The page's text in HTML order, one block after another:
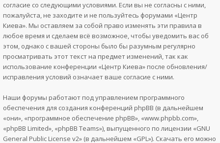
согласие со следующими условиями. Если вы не согласны с ними,
пожалуйста, не заходите и не пользуйтесь форумами «Центр
Киева». Мы оставляем за собой право изменять эти правила в
любое время и сделаем всё возможное, чтобы уведомить вас об
этом, однако с вашей стороны было бы разумным регулярно
просматривать этот текст на предмет изменений, так как
использование конференции «Центр Киева» после обновления/
исправления условий означает ваше согласие с ними.
Наши форумы работают под управлением программного
обеспечения для создания конференций phpBB (в дальнейшем
«они», «программное обеспечение phpBB», «www.phpbb.com»,
«phpBB Limited», «phpBB Teams»), выпущенного по лицензии «GNU
General Public License v2» (в дальнейшем «GPL»). Скачать его можно